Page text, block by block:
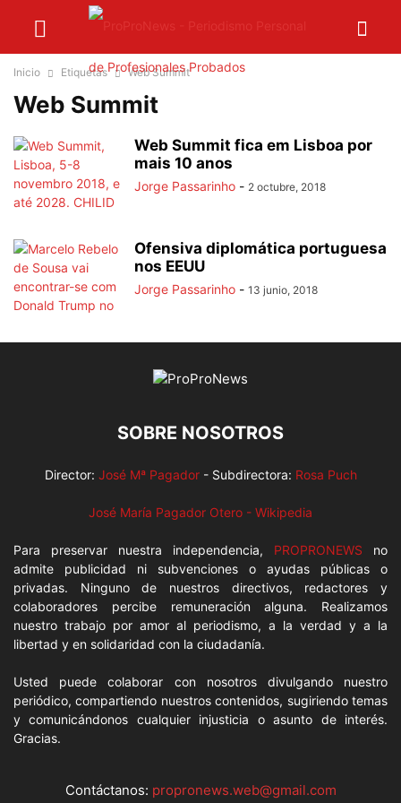
Inicio Etiquetas Web Summit
Web Summit
Web Summit fica em Lisboa por
mais 10 anos
Jorge Passarinho - 2 octubre, 2018
Ofensiva diplomática portuguesa
nos EEUU
Jorge Passarinho - 13 junio, 2018
SOBRE NOSOTROS
Director: José Mª Pagador- Subdirectora: Rosa Puch
José María Pagador Otero - Wikipedia
Para preservar nuestra independencia, PROPRONEWS no
admite publicidad ni subvenciones o ayudas públicas o
privadas. Ninguno de nuestros directivos, redactores y
colaboradores percibe remuneración alguna. Realizamos
nuestro trabajo por amor al periodismo, a la verdad y a la
libertad y en solidaridad con la ciudadanía.
Usted puede colaborar con nosotros divulgando nuestro
periódico, compartiendo nuestros contenidos, sugiriendo temas
y comunicándonos cualquier injusticia o asunto de interés.
Gracias.
Contáctanos: propronews.web@gmail.com